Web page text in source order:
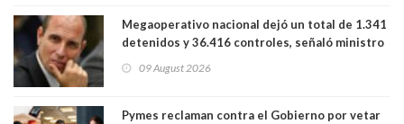
Megaoperativo nacional dejó un total de 1.341
detenidos y 36.416 controles, señaló ministro
09 August 2026
Pymes reclaman contra el Gobierno por vetar